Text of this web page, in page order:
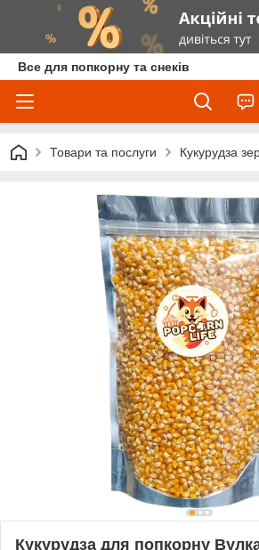
Все для попкорну та снеків
Товари та послуги Кукурудза
Кукурудза для попкорну